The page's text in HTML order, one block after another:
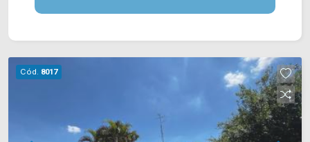
ou para agendar uma visita, entre em contato
mudança!.
Cód. 8017